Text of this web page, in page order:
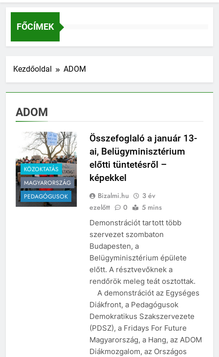
FŐCÍMEK
Kezdőoldal ADOM
ADOM
KÖZOKTATÁS
MAGYARORSZÁG
PEDAGÓGUSOK
Összefoglaló a január 13-
ai, Belügyminisztérium
előtti tüntetésről –
képekkel
Bizalmi.hu
3 év
ezelőtt
0 5 mins
Demonstrációt tartott több
szervezet szombaton
Budapesten, a
Belügyminisztérium épülete
előtt. A résztvevőknek a
rendőrök meleg teát osztottak.
A demonstrációt az Egységes
Diákfront, a Pedagógusok
Demokratikus Szakszervezete
(PDSZ), a Fridays For Future
Magyarország, a Hang, az ADOM
Diákmozgalom, az Országos